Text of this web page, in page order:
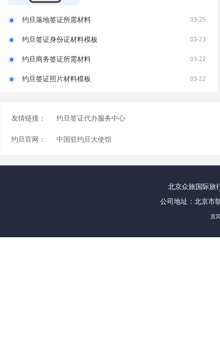
约旦落地签证所需材料 03-25
约旦签证身份证材料模板 03-23
约旦商务签证所需材料 03-22
约旦签证照片材料模板 03-22
友情链接： 约旦签证代办服务中心
约旦官网： 中国驻约旦大使馆
北京众旅国际旅
公司地址：北京市
京